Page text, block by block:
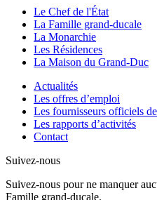
Le Chef de l'État
La Famille grand-ducale
La Monarchie
Les Résidences
La Maison du Grand-Duc
Actualités
Les offres d’emploi
Les fournisseurs officiels
Les rapports d’activités
Contact
Suivez-nous
Suivez-nous pour ne manquer
Famille grand-ducale.